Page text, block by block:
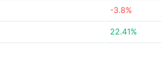
-3.8%
22.41%